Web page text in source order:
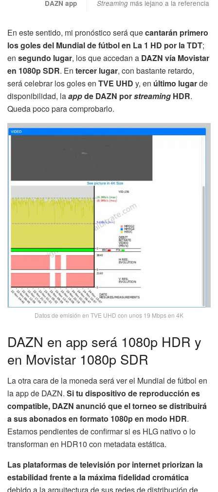
DAZN app Streaming más lejano a la referencia
En este sentido, mi pronóstico será quecantarán primero
los goles del Mundial de fútbol en La 1 HD por la TDT;
en segundo lugar, los que accedan a DAZN vía Movistar
en 1080p SDR. En tercer lugar, con bastante retardo,
será celebrar los goles en TVE UHD y, en último lugarde
disponibilidad, laappde DAZN porstreaming HDR.
Queda poco para comprobarlo.
Datos de emisión en TVE UHD con unos 19 Mbps en 4K
DAZN en app será 1080p HDR y
en Movistar 1080p SDR
La otra cara de la moneda será ver el Mundial de fútbol en
la app de DAZN. Si tu dispositivo de reproducción es
compatible, DAZN anunció que el torneo se distribuirá
a sus abonados en formato 1080p en modo HDR.
Estamos pendientes de confirmar si es HLG nativo o lo
transforman en HDR10 con metadata estática.
Las plataformas de televisión por internet priorizan la
estabilidad frente a la máxima fidelidad cromática